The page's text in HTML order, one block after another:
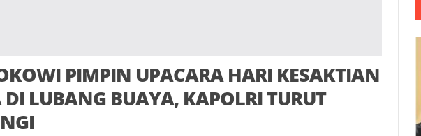
PIMPIN UPACARA HARI KESAKTIAN
LUBANG BUAYA, KAPOLRI TURUT